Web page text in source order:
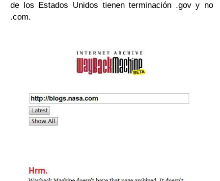
de los Estados Unidos tienen terminación .gov y no
.com.